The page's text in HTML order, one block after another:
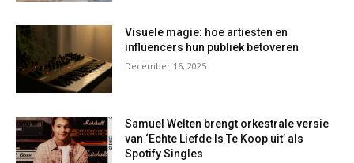
Visuele magie: hoe artiesten en
influencers hun publiek betoveren
December 16, 2025
Samuel Welten brengt orkestrale versie
van ‘Echte Liefde Is Te Koop uit’ als
Spotify Singles